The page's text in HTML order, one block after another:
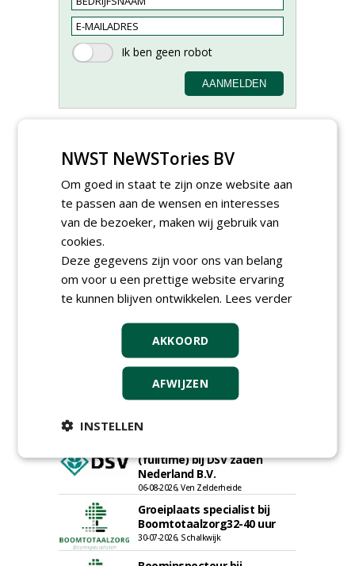
Proefveldmedewerker/
Chauffeur
landbouwmachines bij DSV
zaden Nederland B.V.
Kasmedewerker (fulltime) bij
DSV zaden Nederland B.V.
06-08-2026, Ven-Zelderheide
15-07-2026, Almere, Maastricht,
Uitvoerder civiele techniek &
sport bij Antea Realisatie
15-07-2026, Capelle a/d IJssel, Maastricht
Allround
(fulltime) bij DSV zaden
Nederland B.V.
06-08-2026, Ven Zelderheide
Groeiplaats specialist bij
Boomtotaalzorg32-40 uur
30-07-2026, Schalkwijk
NWST NeWSTories BV
Om goed in staat te zijn onze website aan
te passen aan de wensen en interesses
van de bezoeker, maken wij gebruik van
cookies.
Deze gegevens zijn voor ons van belang
om voor u een prettige website ervaring
te kunnen blijven ontwikkelen. Lees verder
AKKOORD
AFWIJZEN
INSTELLEN